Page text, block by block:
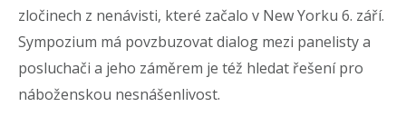
zločinech z nenávisti, které začalo v New Yorku 6. září.
Sympozium má povzbuzovat dialog mezi panelisty a
posluchači a jeho záměrem je též hledat řešení pro
náboženskou nesnášenlivost.